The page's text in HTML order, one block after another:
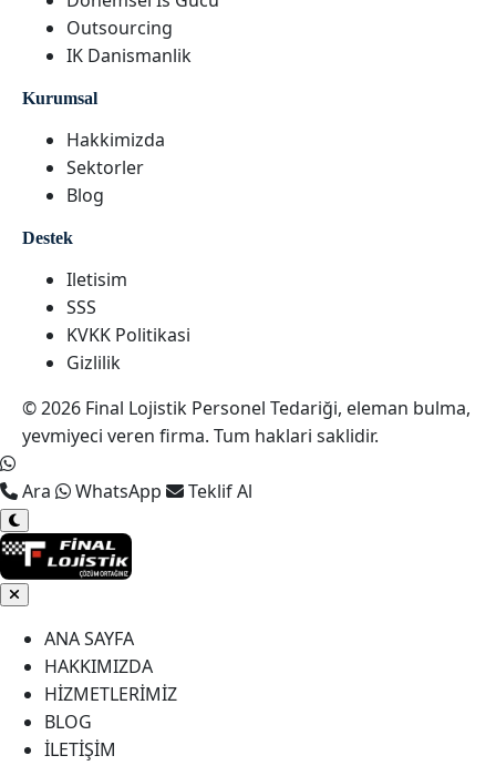
Outsourcing
IK Danismanlik
Kurumsal
Hakkimizda
Sektorler
Blog
Destek
Iletisim
SSS
KVKK Politikasi
Gizlilik
© 2026 Final Lojistik Personel Tedariği, eleman bulma,
yevmiyeci veren firma. Tum haklari saklidir.
Ara WhatsApp Teklif Al
ANA SAYFA
HAKKIMIZDA
HİZMETLERİMİZ
BLOG
İLETİŞİM